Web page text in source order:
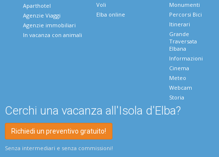
Aparthotel
Agenzie Viaggi
Agenzie immobiliari
In vacanza con animali
Voli
Elba online
Monumenti
Percorsi Bici
Itinerari
Grande
Traversata
Elbana
Informazioni
Cinema
Meteo
Webcam
Storia
Cerchi una vacanza all'Isola d'Elba?
Richiedi un preventivo gratuito!
Senza intermediari e senza commissioni!